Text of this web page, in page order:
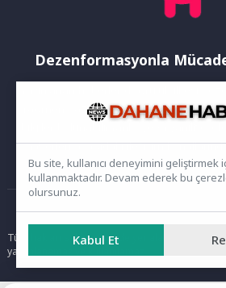
Dezenformasyonla
Yayınlanan haberler doğruluk ilkesi
rağmen bazı içeriklerde eksik, hatalı
bilgiler bulunabilir.Yanlış veya yanıltıcı
haberleri aşağıdaki iletişim
Ana Sayfa
Tüm hakları saklıdır. Sitede yer alan içerikler
yayımlanamaz ve kullanılamaz.
Bu site, kullanıcı deneyimini geliştirmek
kullanmaktadır. Devam ederek bu
olursunuz.
Kabul Et